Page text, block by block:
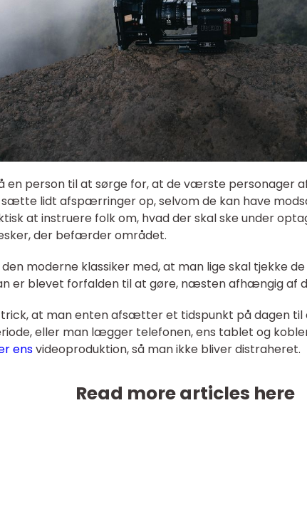
en person til at sørge for, at de værste personager
lidt afspærringer op, selvom de kan have
at instruere folk om, hvad der skal ske under
der befærder området.
moderne klassiker med, at man lige skal tjekke
er blevet forfalden til at gøre, næsten afhængig af
at man enten afsætter et tidspunkt på dagen til
eller man lægger telefonen, ens tablet og
ensvideoproduktion, så man ikke bliver distraheret.
Read more articles here